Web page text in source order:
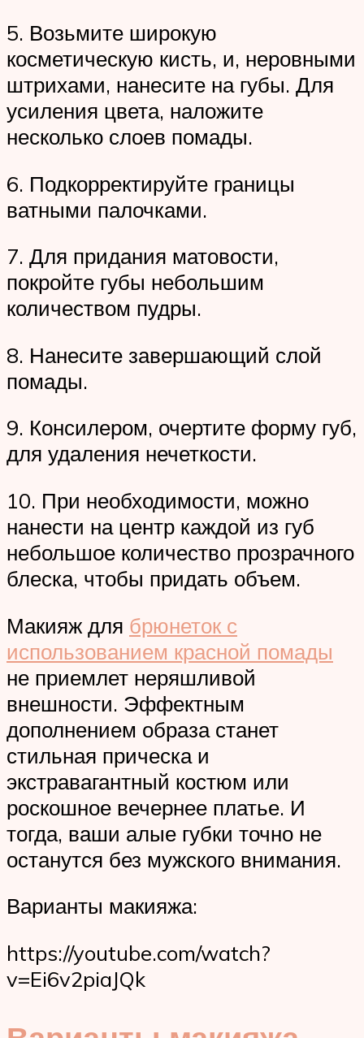
5. Возьмите широкую
косметическую кисть, и, неровными
штрихами, нанесите на губы. Для
усиления цвета, наложите
несколько слоев помады.
6. Подкорректируйте границы
ватными палочками.
7. Для придания матовости,
покройте губы небольшим
количеством пудры.
8. Нанесите завершающий слой
помады.
9. Консилером, очертите форму губ,
для удаления нечеткости.
10. При необходимости, можно
нанести на центр каждой из губ
небольшое количество прозрачного
блеска, чтобы придать объем.
Макияж для брюнеток с
использованием красной помады
не приемлет неряшливой
внешности. Эффектным
дополнением образа станет
стильная прическа и
экстравагантный костюм или
роскошное вечернее платье. И
тогда, ваши алые губки точно не
останутся без мужского внимания.
Варианты макияжа:
https://youtube.com/watch?
v=Ei6v2piaJQk